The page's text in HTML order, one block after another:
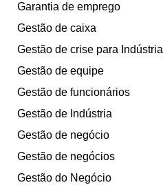
Garantia de emprego
Gestão de caixa
Gestão de crise para Indústria
Gestão de equipe
Gestão de funcionários
Gestão de Indústria
Gestão de negócio
Gestão de negócios
Gestão do Negócio